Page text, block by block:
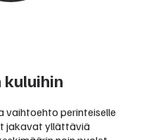
vaihtoehto perinteiselle
jakavat yllättäviä